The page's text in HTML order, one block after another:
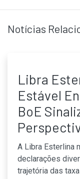
Notícias
Libra
Estável
BoE
A Libra Esterlina
declarações
trajetória das